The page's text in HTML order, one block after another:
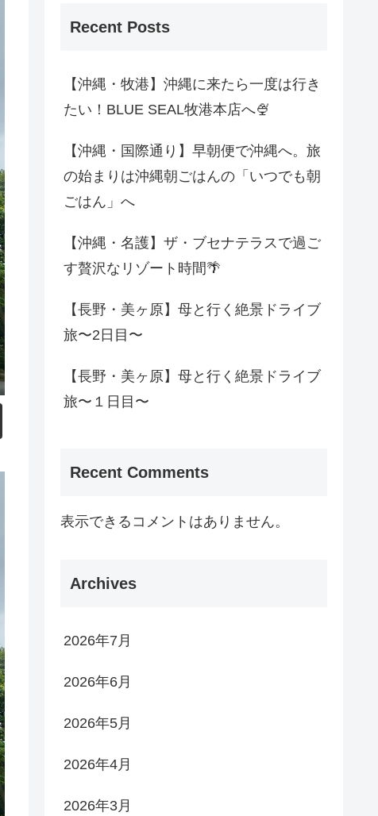
Recent Posts
【沖縄・牧港】沖縄に来たら一度は行き
たい！BLUE SEAL牧港本店へ🍨
【沖縄・国際通り】早朝便で沖縄へ。旅
の始まりは沖縄朝ごはんの「いつでも朝
ごはん」へ
【沖縄・名護】ザ・ブセナテラスで過ご
す贅沢なリゾート時間🌴
【長野・美ヶ原】母と行く絶景ドライブ
旅〜2日目〜
【長野・美ヶ原】母と行く絶景ドライブ
旅〜１日目〜
Recent Comments
表示できるコメントはありません。
Archives
2026年7月
2026年6月
2026年5月
2026年4月
2026年3月